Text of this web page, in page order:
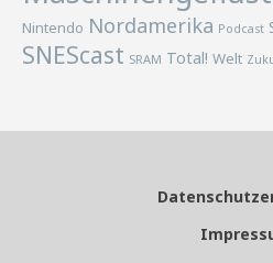
Nintendo Nordamerika Podcast
SNEScast SRAM Total! Welt